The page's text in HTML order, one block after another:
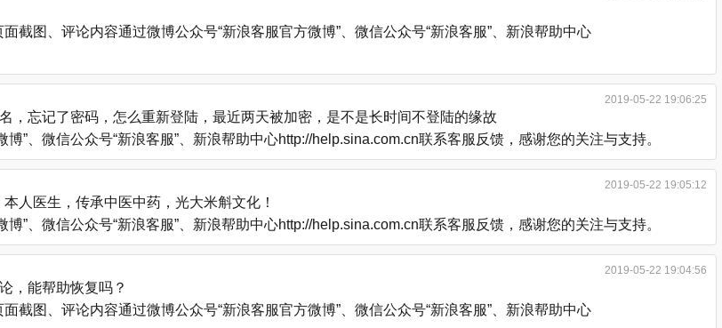
截图、评论内容通过微博公众号“新浪客服官方微博”、微信公众号“新浪客服”、新浪帮助中心
2019-05-22 19:06:25
，忘记了密码，怎么重新登陆，最近两天被加密，是不是长时间不登陆的缘故
”、微信公众号“新浪客服”、新浪帮助中心http://help.sina.com.cn联系客服反馈，感谢您的关注与支持。
2019-05-22 19:05:12
人医生，传承中医中药，光大米斛文化！
”、微信公众号“新浪客服”、新浪帮助中心http://help.sina.com.cn联系客服反馈，感谢您的关注与支持。
2019-05-22 19:04:56
，能帮助恢复吗？
截图、评论内容通过微博公众号“新浪客服官方微博”、微信公众号“新浪客服”、新浪帮助中心